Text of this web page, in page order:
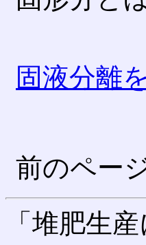
固液分離
前のペー
「堆肥生